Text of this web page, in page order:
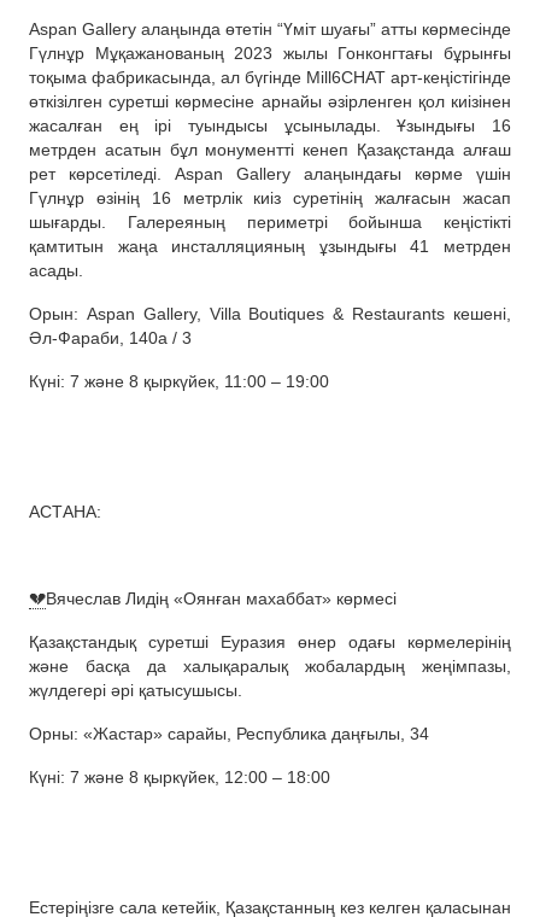
Aspan Gallery алаңында өтетін “Үміт шуағы” атты көрмесінде
Гүлнұр Мұқажанованың 2023 жылы Гонконгтағы бұрынғы
тоқыма фабрикасында, ал бүгінде Mill6CHAT арт-кеңістігінде
өткізілген суретші көрмесіне арнайы әзірленген қол киізінен
жасалған ең ірі туындысы ұсынылады. Ұзындығы 16
метрден асатын бұл монументті кенеп Қазақстанда алғаш
рет көрсетіледі. Aspan Gallery алаңындағы көрме үшін
Гүлнұр өзінің 16 метрлік киіз суретінің жалғасын жасап
шығарды. Галереяның периметрі бойынша кеңістікті
қамтитын жаңа инсталляцияның ұзындығы 41 метрден
асады.
Орын: Aspan Gallery, Villa Boutiques & Restaurants кешені,
Әл-Фараби, 140а / 3
Күні: 7 және 8 қыркүйек, 11:00 – 19:00
АСТАНА:
💔Вячеслав Лидің «Оянған махаббат» көрмесі
Қазақстандық суретші Еуразия өнер одағы көрмелерінің
және басқа да халықаралық жобалардың жеңімпазы,
жүлдегері әрі қатысушысы.
Орны: «Жастар» сарайы, Республика даңғылы, 34
Күні: 7 және 8 қыркүйек, 12:00 – 18:00
Естеріңізге сала кетейік, Қазақстанның кез келген қаласынан